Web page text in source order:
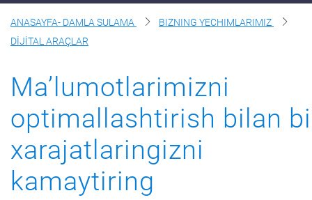
ANASAYFA- DAMLA SULAMA
BIZNING YECHIMLARIMIZ
DİJİTAL ARAÇLAR
Maʼlumotlarimizni
optimallashtirish bilan
xarajatlaringizni
kamaytiring